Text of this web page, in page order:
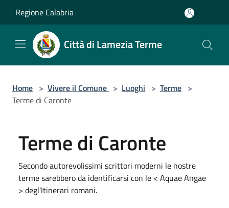
Regione Calabria
Città di Lamezia Terme
Home > Vivere il Comune > Luoghi > Terme >
Terme di Caronte
Terme di Caronte
Secondo autorevolissimi scrittori moderni le nostre
terme sarebbero da identificarsi con le < Aquae Angae
> degl'Itinerari romani.